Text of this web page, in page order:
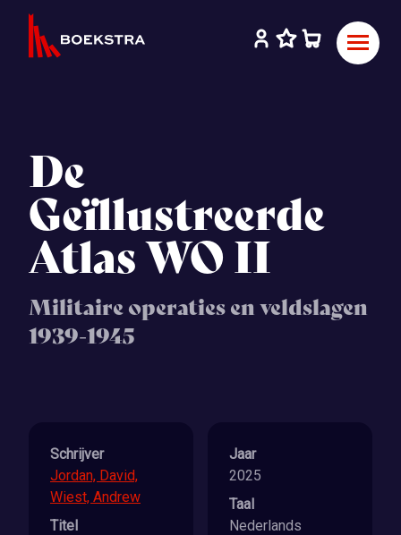
De
Geïllustreerde
Atlas WO II
Militaire operaties en veldslagen
1939-1945
Schrijver
Jordan, David,
Wiest, Andrew
Titel
Jaar
2025
Taal
Nederlands